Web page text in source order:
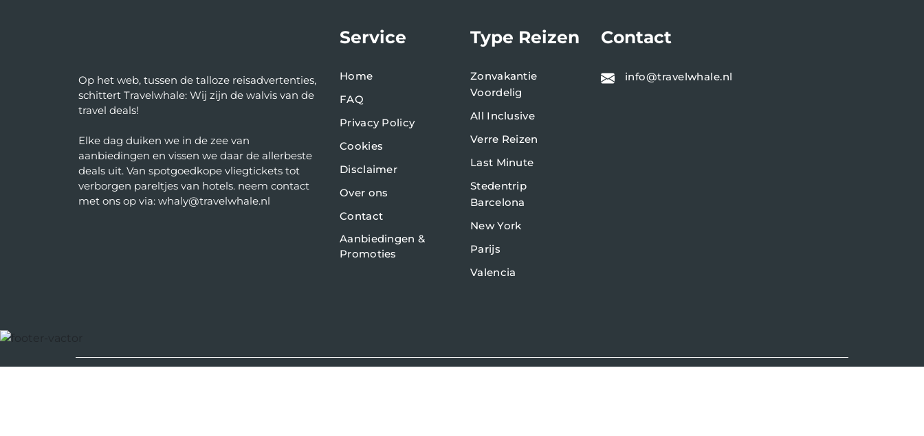
Op het web, tussen de talloze reisadvertenties,
schittert Travelwhale: Wij zijn de walvis van de
travel deals!
Elke dag duiken we in de zee van
aanbiedingen en vissen we daar de allerbeste
deals uit. Van spotgoedkope vliegtickets tot
verborgen pareltjes van hotels. neem contact
met ons op via: whaly@travelwhale.nl
Service
Home
FAQ
Privacy Policy
Cookies
Disclaimer
Over ons
Contact
Aanbiedingen &
Promoties
Type Reizen
Zonvakantie
Voordelig
All Inclusive
Verre Reizen
Last Minute
Stedentrip
Barcelona
New York
Parijs
Valencia
Contact
info@travelwhale.nl